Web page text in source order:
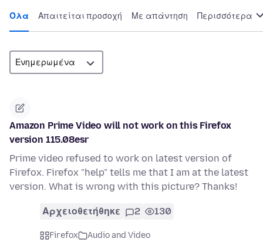
Όλα Απαιτείται προσοχή Με απάντηση Περισσότερα
Amazon Prime Video will not work on this Firefox
version 115.08esr
Prime video refused to work on latest version of
Firefox. Firefox "help" tells me that I am at the latest
version. What is wrong with this picture? Thanks!
Αρχειοθετήθηκε 2 130
Firefox
Audio and Video